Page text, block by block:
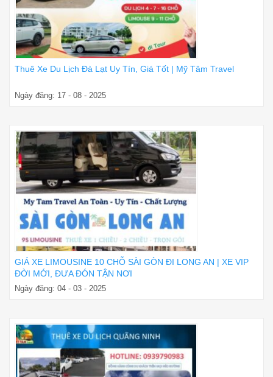
Thuê Xe Du Lịch Đà Lạt Uy Tín, Giá Tốt | Mỹ Tâm Travel
Ngày đăng: 17 - 08 - 2025
GIÁ XE LIMOUSINE 10 CHỖ SÀI GÒN ĐI LONG AN | XE VIP
ĐỜI MỚI, ĐƯA ĐÓN TẬN NƠI
Ngày đăng: 04 - 03 - 2025